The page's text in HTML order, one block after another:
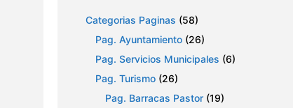
Categorias Paginas (58)
Pag. Ayuntamiento (26)
Pag. Servicios Municipales (6)
Pag. Turismo (26)
Pag. Barracas Pastor (19)